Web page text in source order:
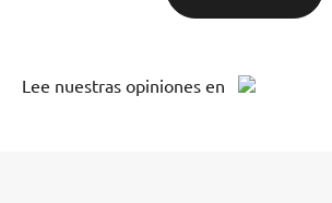
Lee nuestras opiniones en